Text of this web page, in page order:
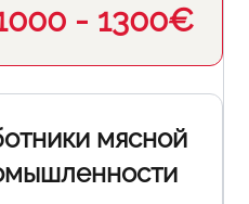
- 1300€
мясной